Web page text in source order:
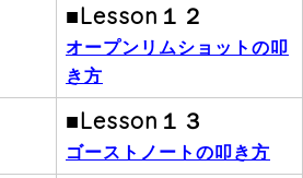
■Lesson１２
オープン リムショットの叩
き方
■Lesson１３
ゴーストノートの叩き方